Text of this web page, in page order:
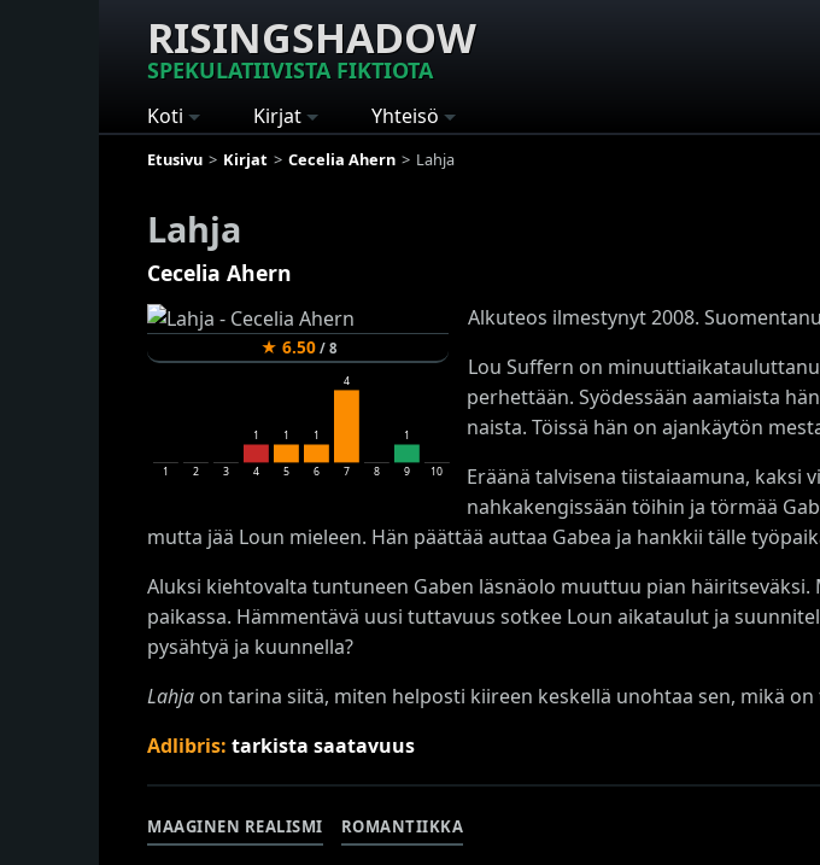
RISINGSHADOW
SPEKULATIIVISTA FIKTIOTA
Koti Kirjat Yhteisö
Etusivu Kirjat Cecelia Ahern Lahja
Lahja
Cecelia Ahern
★ 6.50/ 8
1 2 3
1
4
1
5
1
6
4
7 8
1
9 10
Alkuteos ilmestynyt 2008.
Lou Suffern on
perhettään. Syödessään aamiaista
naista. Töissä hän on ajankäytön
Eräänä talvisena tiistaiaamuna, kaksi
nahkakengissään töihin ja törmää
mutta jää Loun mieleen. Hän päättää auttaa Gabea ja hankkii tälle
Aluksi kiehtovalta tuntuneen Gaben läsnäolo muuttuu pian
paikassa. Hämmentävä uusi tuttavuus sotkee Loun aikataulut ja
pysähtyä ja kuunnella?
Lahja on tarina siitä, miten helposti kiireen keskellä unohtaa sen, mikä
Adlibris: tarkista saatavuus
MAAGINEN REALISMI ROMANTIIKKA